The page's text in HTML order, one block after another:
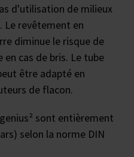
d'utilisation de milieux
revêtement en
diminue le risque de
cas de bris. Le tube
être adapté en
de flacon.
sont entièrement
selon la norme DIN